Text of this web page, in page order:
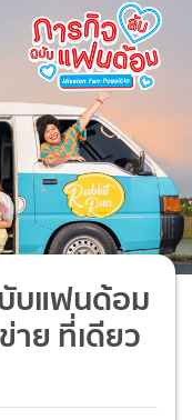
บแฟนด้อม
ย ที่เดียว